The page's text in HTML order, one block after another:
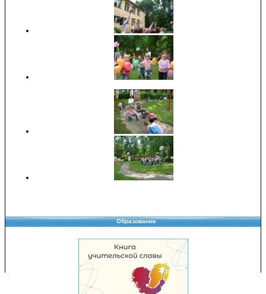
Образование
Copyright © 2008-2026 Управление образования
Перепечатка и использование материалов возможны только с разрешения
Управления образования.
103,960,329 уникальных посетителей